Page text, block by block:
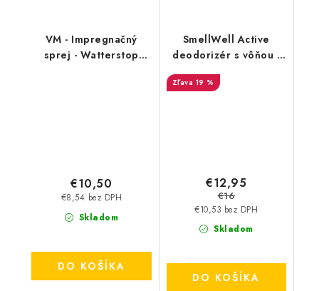
VM - Impregnačný
sprej - Watterstop
Skladom
€8,54 bez DPH
€10,50
DO KOŠÍKA
SmellWell Active
deodorizér s vôňou -
Geometric Orange
19 %
Skladom
€10,53 bez DPH
€12,95
€16
DO KOŠÍKA